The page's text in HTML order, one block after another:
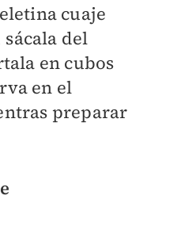
cuaje
del
en cubos
en el
preparar